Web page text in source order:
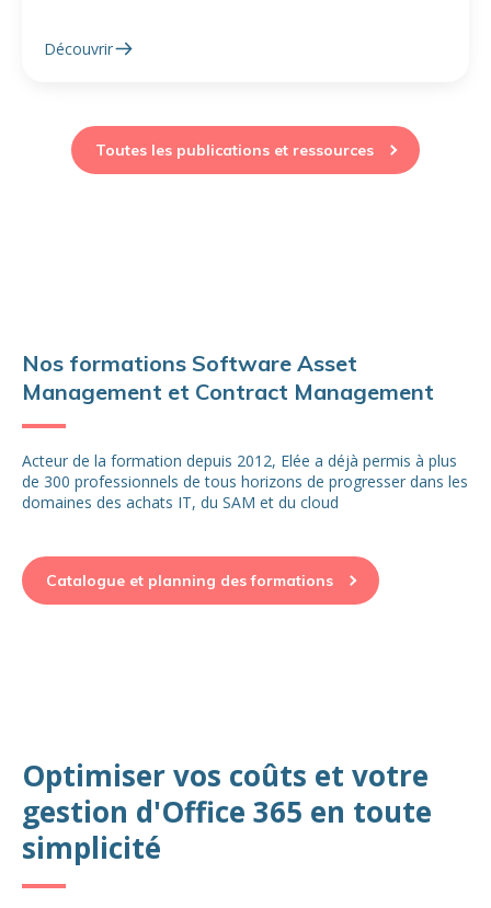
Découvrir
Toutes les publications et ressources
Nos formations Software Asset
Management et Contract Management
Acteur de la formation depuis 2012, Elée a déjà permis à plus
de 300 professionnels de tous horizons de progresser dans les
domaines des achats IT, du SAM et du cloud
Catalogue et planning des formations
Optimiser vos coûts et votre
gestion d'Office 365 en toute
simplicité